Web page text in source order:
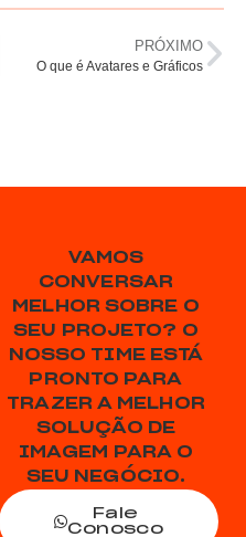
PRÓXIMO
O que é Avatares e Gráficos
VAMOS
CONVERSAR
MELHOR SOBRE O
SEU PROJETO? O
NOSSO TIME ESTÁ
PRONTO PARA
TRAZER A MELHOR
SOLUÇÃO DE
IMAGEM PARA O
SEU NEGÓCIO.
Fale
Conosco